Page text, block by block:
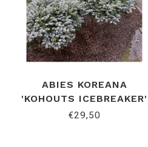
ABIES KOREANA
'KOHOUTS ICEBREAKER'
€29,50